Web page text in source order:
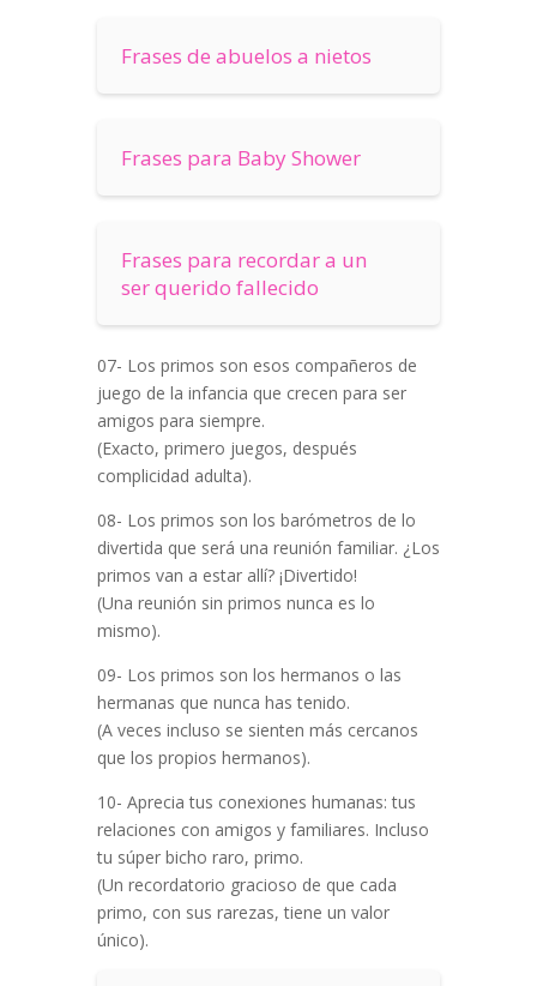
Frases de abuelos a nietos
Frases para Baby Shower
Frases para recordar a un
ser querido fallecido
07- Los primos son esos compañeros de
juego de la infancia que crecen para ser
amigos para siempre.
(Exacto, primero juegos, después
complicidad adulta).
08- Los primos son los barómetros de lo
divertida que será una reunión familiar. ¿Los
primos van a estar allí? ¡Divertido!
(Una reunión sin primos nunca es lo
mismo).
09- Los primos son los hermanos o las
hermanas que nunca has tenido.
(A veces incluso se sienten más cercanos
que los propios hermanos).
10- Aprecia tus conexiones humanas: tus
relaciones con amigos y familiares. Incluso
tu súper bicho raro, primo.
(Un recordatorio gracioso de que cada
primo, con sus rarezas, tiene un valor
único).